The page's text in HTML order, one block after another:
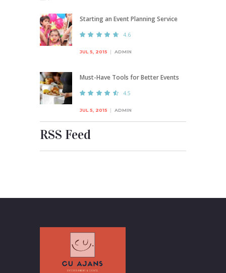
Starting an Event Planning Service
4.6
JUL 5, 2015 ADMIN
Must-Have Tools for Better Events
4.5
JUL 5, 2015 ADMIN
RSS Feed